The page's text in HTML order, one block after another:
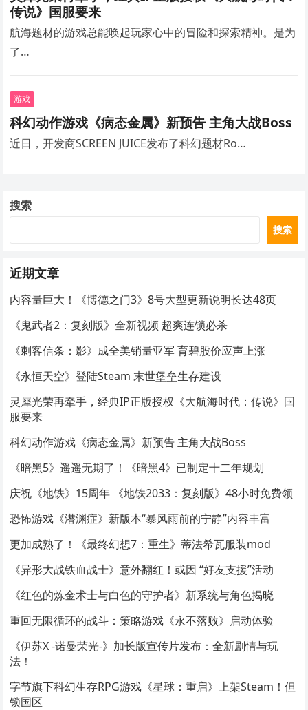
传说》国服要来
航海题材的游戏总能唤起玩家心中的冒险和探索精神。是为
了…
游戏
科幻动作游戏《病态金属》新预告 主角大战Boss
近日，开发商SCREEN JUICE发布了科幻题材Ro…
搜索
搜索
近期文章
内容量巨大！《博德之门3》8号大型更新说明长达48页
《鬼武者2：复刻版》全新视频 超爽连锁必杀
《刺客信条：影》成全美销量亚军 育碧股价应声上涨
《永恒天空》登陆Steam 末世堡垒生存建设
灵犀光荣再牵手，经典IP正版授权《大航海时代：传说》国
服要来
科幻动作游戏《病态金属》新预告 主角大战Boss
《暗黑5》遥遥无期了！《暗黑4》已制定十二年规划
庆祝《地铁》15周年 《地铁2033：复刻版》48小时免费领
恐怖游戏《潜渊症》新版本“暴风雨前的宁静”内容丰富
更加成熟了！《最终幻想7：重生》蒂法希瓦服装mod
《异形大战铁血战士》意外翻红！或因 “好友支援”活动
《红色的炼金术士与白色的守护者》新系统与角色揭晓
重回无限循环的战斗：策略游戏《永不落败》启动体验
《伊苏X -诺曼荣光-》加长版宣传片发布：全新剧情与玩
法！
字节旗下科幻生存RPG游戏《星球：重启》上架Steam！但
锁国区